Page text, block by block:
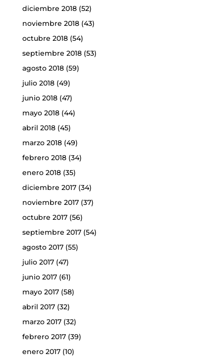
diciembre 2018(52)
noviembre 2018(43)
octubre 2018(54)
septiembre 2018(53)
agosto 2018(59)
julio 2018(49)
junio 2018(47)
mayo 2018(44)
abril 2018(45)
marzo 2018(49)
febrero 2018(34)
enero 2018(35)
diciembre 2017(34)
noviembre 2017(37)
octubre 2017(56)
septiembre 2017(54)
agosto 2017(55)
julio 2017(47)
junio 2017(61)
mayo 2017(58)
abril 2017(32)
marzo 2017(32)
febrero 2017(39)
enero 2017(10)